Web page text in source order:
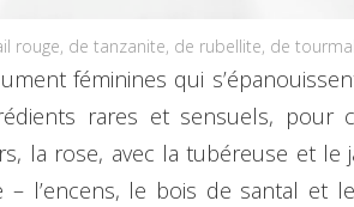
rouge, de tanzanite, de rubellite, de
féminines qui
rares et sensuels,
la rose, avec la tubéreuse et le
l’encens, le bois de santal et